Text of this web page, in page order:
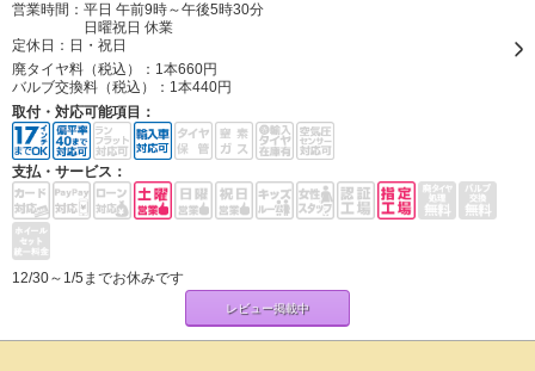
営業時間：平日 午前9時～午後5時30分
日曜祝日 休業
定休日： 日・祝日
廃タイヤ料（税込）： 1本660円
バルブ交換料（税込）： 1本440円
取付・対応可能項目：
支払・サービス：
12/30～1/5までお休みです
レビュー掲載中